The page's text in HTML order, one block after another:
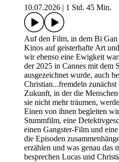
10.07.2026
1 Std. 45 Min.
Auf den Film, in dem Bi Gan
Kinos auf geisterhafte Art
wir ebenso eine Ewigkeit
der 2025 in Cannes mit dem
ausgezeichnet wurde, auch
Christian...fremdeln
Zukunft, in der die
sie nicht mehr träumen,
Einen von ihnen begleiten
Stummfilm, eine
einen Gangster-Film und
die Episoden
erzählen und was genau das
besprechen Lucas und